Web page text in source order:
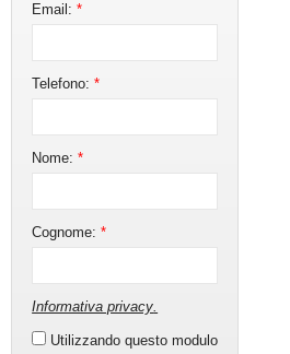
Email:*
Telefono:*
Nome:*
Cognome:*
Informativa privacy.
Utilizzando questo modulo